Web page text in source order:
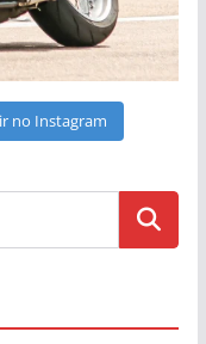
no Instagram